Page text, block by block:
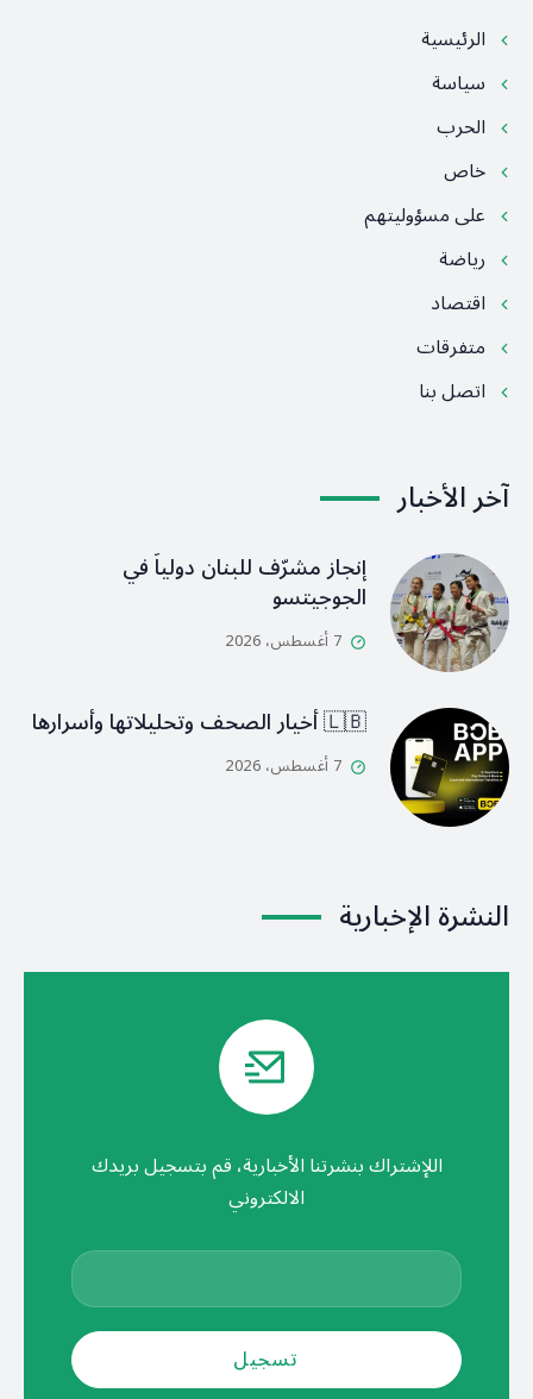
الرئيسية
سياسة
الحرب
خاص
على مسؤوليتهم
رياضة
اقتصاد
متفرقات
اتصل بنا
آخر الأخبار
إنجاز مشرّف للبنان دولياً في
الجوجيتسو
7 أغسطس، 2026
🇱🇧 أخيار الصحف وتحليلاتها وأسرارها
7 أغسطس، 2026
النشرة الإخبارية
اللإشتراك بنشرتنا الأخبارية، قم بتسجيل بريدك
الالكتروني